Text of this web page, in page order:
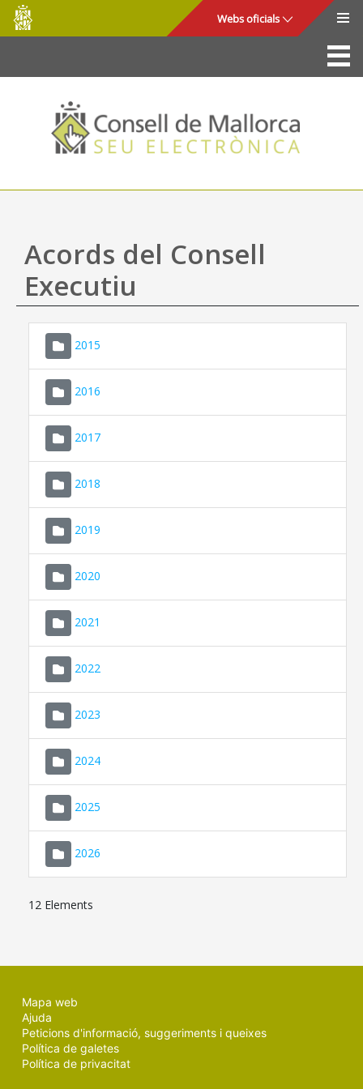
Salta al contingut principal
Consell
de
Mallorca
Webs oficials
La Seu
Consell de Mallorca
Accés i seguretat
Utilitats
Ajuda
Acords del Consell
Executiu
2015
2016
2017
2018
2019
2020
2021
2022
2023
2024
2025
2026
12 Elements
Mapa web
Ajuda
Peticions d'informació, suggeriments i queixes
Política de galetes
Política de privacitat